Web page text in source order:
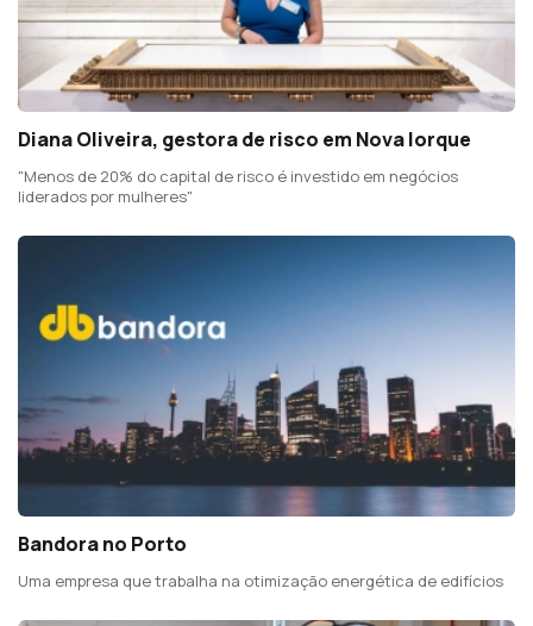
Diana Oliveira, gestora de risco em Nova Iorque
"Menos de 20% do capital de risco é investido em negócios
liderados por mulheres"
Bandora no Porto
Uma empresa que trabalha na otimização energética de edifícios